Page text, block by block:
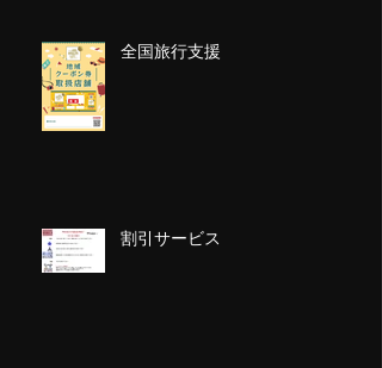
全国旅行支援
割引サービス